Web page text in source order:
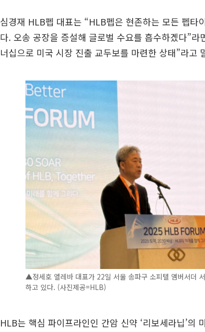
심경재 HLB펩 대표는 “HLB펩은 현존하는 모든 펩타
다. 오송 공장을 증설해 글로벌 수요를 흡수하겠다”
너십으로 미국 시장 진출 교두보를 마련한 상태”라고
▲정세호 엘레바 대표가 22일 서울 송파구 소피텔 앰버서더
하고 있다. (사진제공=HLB)
HLB는 핵심 파이프라인인 간암 신약 ‘리보세라닙’의